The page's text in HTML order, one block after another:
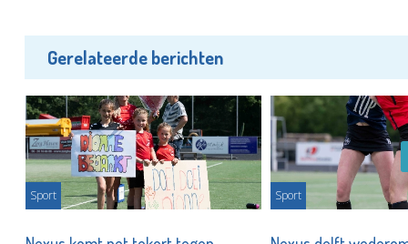
Gerelateerde berichten
Sport Sport